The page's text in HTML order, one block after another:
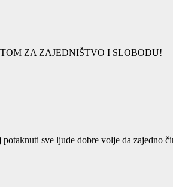
ZA ZAJEDNIŠTVO I SLOBODU!
sve ljude dobre volje da zajedno